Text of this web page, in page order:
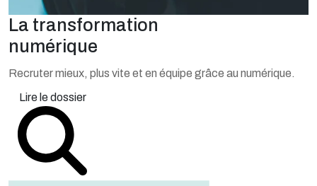
La transformation
numérique
Recruter mieux, plus vite et en équipe grâce au numérique.
Lire le dossier